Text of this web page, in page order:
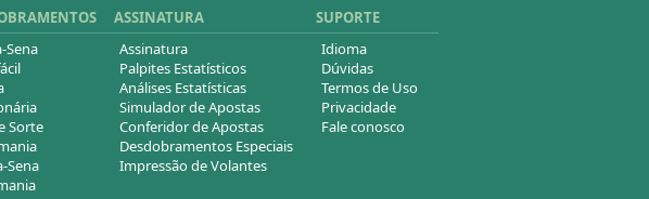
Sena
Sorte
Sena
ASSINATURA
Assinatura
Palpites Estatísticos
Análises Estatísticas
Simulador de Apostas
Conferidor de Apostas
Desdobramentos Especiais
Impressão de Volantes
SUPORTE
Idioma
Dúvidas
Termos de Uso
Privacidade
Fale conosco